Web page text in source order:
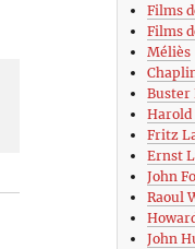
Films
Films
Méliès
Buster
Harold
Fritz
Ernst
John
Raoul
John